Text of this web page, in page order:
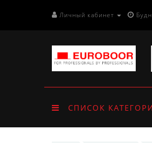
Личный кабинет
СПИСОК